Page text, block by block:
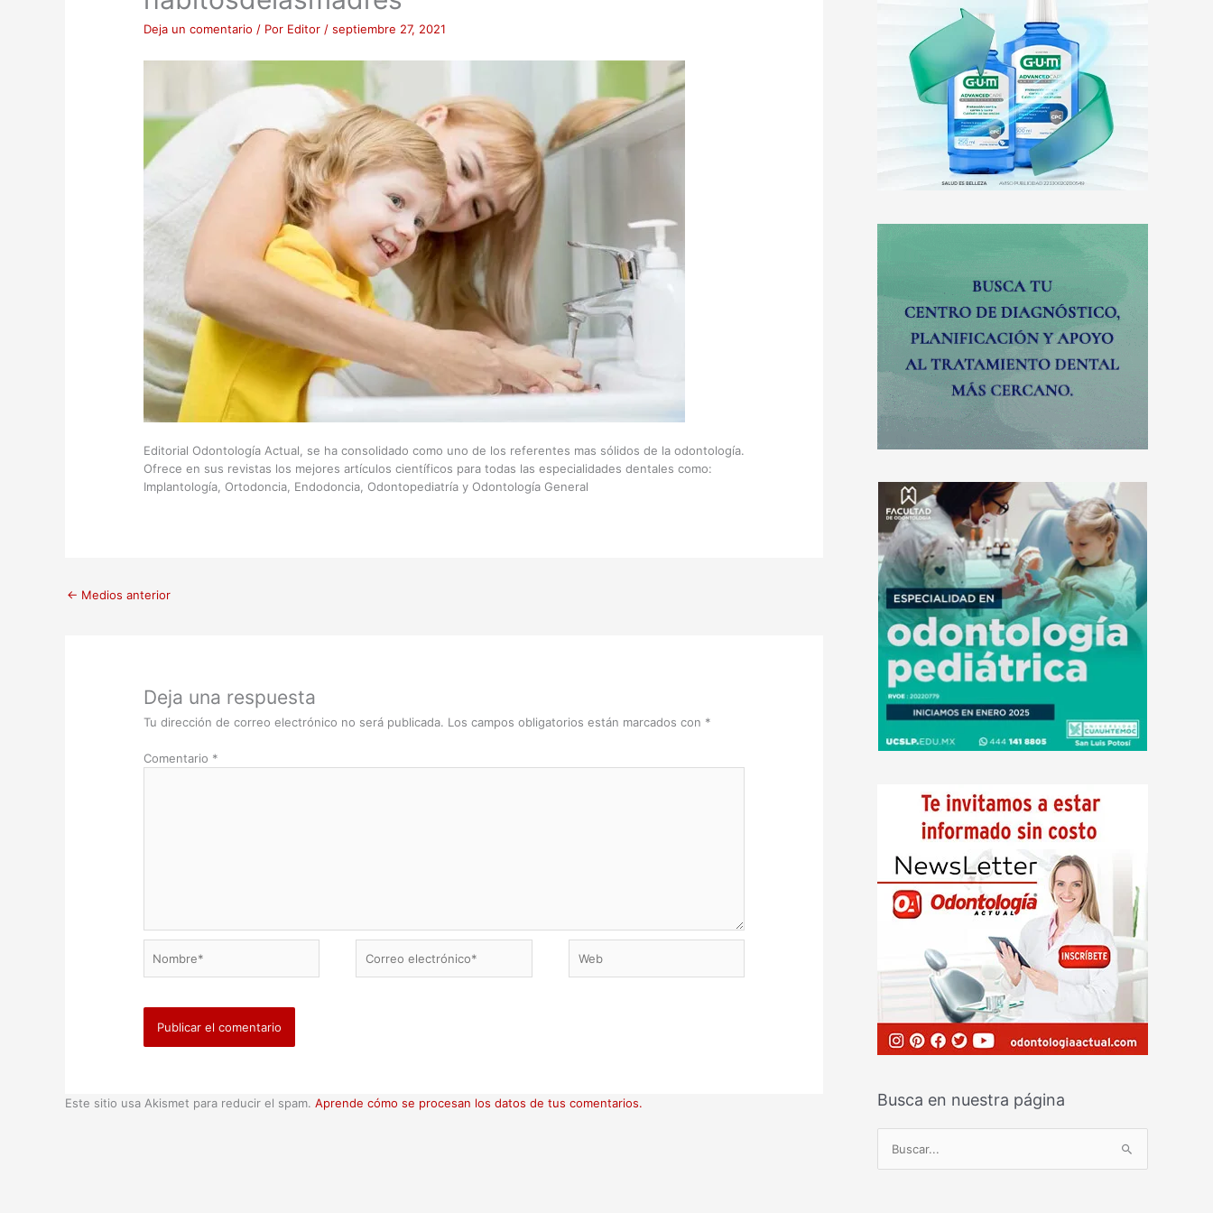
Deja un comentario / Por Editor / septiembre 27, 2021
Editorial Odontología Actual, se ha consolidado como uno de los referentes mas sólidos de la odontología.
Ofrece en sus revistas los mejores artículos científicos para todas las especialidades dentales como:
Implantología, Ortodoncia, Endodoncia, Odontopediatría y Odontología General
← Medios anterior
Deja una respuesta
Tu dirección de correo electrónico no será publicada. Los campos obligatorios están marcados con *
Comentario *
electrónico*
Este sitio usa Akismet para reducir el spam. Aprende cómo se procesan los datos de tus comentarios. Busca en nuestra página